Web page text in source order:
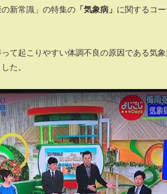
新常識」の特集の 「気象病」 に関するコ
て起こりやすい体調不良の原因である気
た。